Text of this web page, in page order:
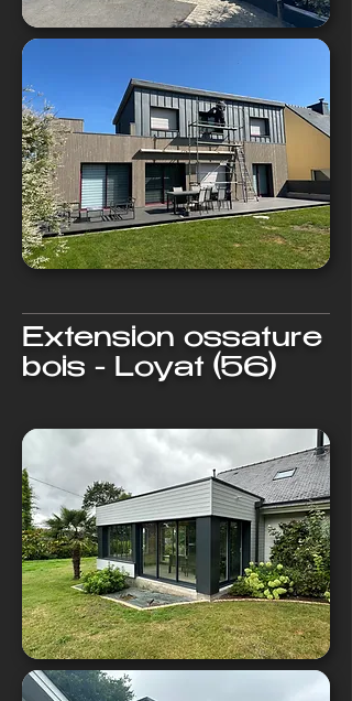
Extension ossature
bois - Loyat (56)